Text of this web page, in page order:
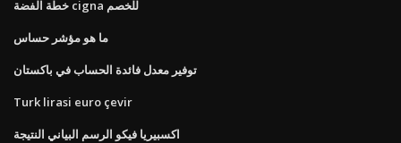
خطة الفضة cigna للخصم
ما هو مؤشر حساس
توفير معدل فائدة الحساب في باكستان
Turk lirasi euro çevir
اكسبيريا فيكو الرسم البياني النتيجة